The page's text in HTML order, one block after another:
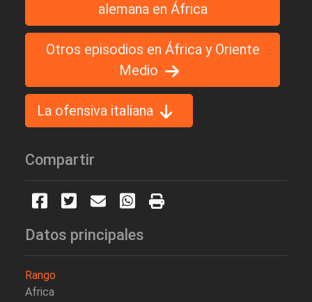
alemana en África
Otros episodios en África y Oriente
Medio
La ofensiva italiana
Compartir
Datos principales
Rango
Africa